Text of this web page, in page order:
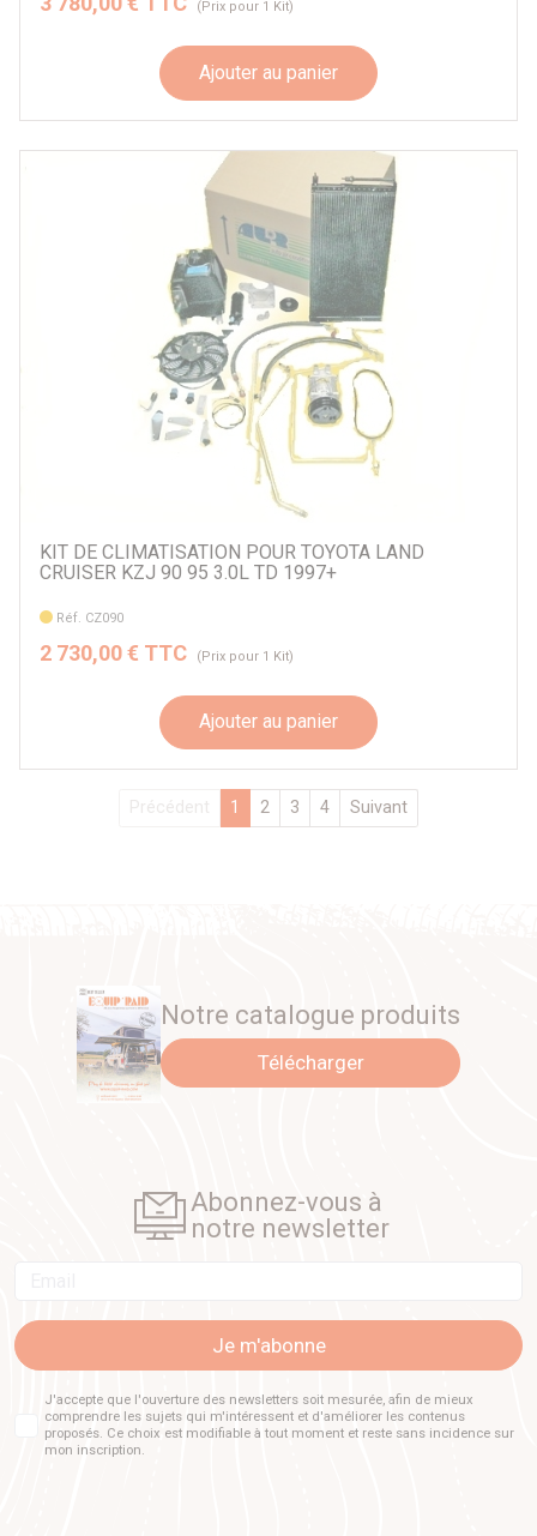
(Prix pour 1 Kit)
Ajouter au panier
KIT DE CLIMATISATION POUR TOYOTA LAND
CRUISER KZJ 90 95 3.0L TD 1997+
Réf. CZ090
2 730,00 € TTC (Prix pour 1 Kit)
Ajouter au panier
Précédent 1 2 3 4 Suivant
Notre catalogue produits
Télécharger
Abonnez-vous à
notre newsletter
Je m'abonne
J'accepte que l'ouverture des newsletters soit mesurée, afin de mieux
comprendre les sujets qui m'intéressent et d'améliorer les contenus
proposés. Ce choix est modifiable à tout moment et reste sans incidence sur
mon inscription.